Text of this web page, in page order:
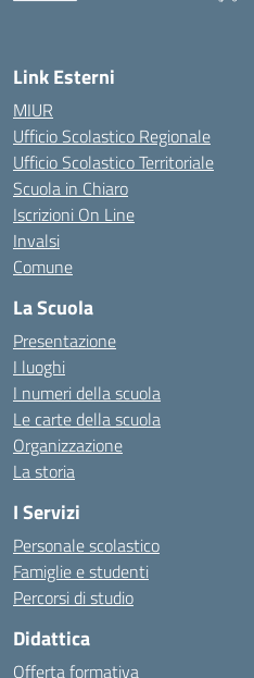
Link Esterni
MIUR
Ufficio Scolastico Regionale
Ufficio Scolastico Territoriale
Scuola in Chiaro
Iscrizioni On Line
Invalsi
Comune
La Scuola
Presentazione
I luoghi
I numeri della scuola
Le carte della scuola
Organizzazione
La storia
I Servizi
Personale scolastico
Famiglie e studenti
Percorsi di studio
Didattica
Offerta formativa